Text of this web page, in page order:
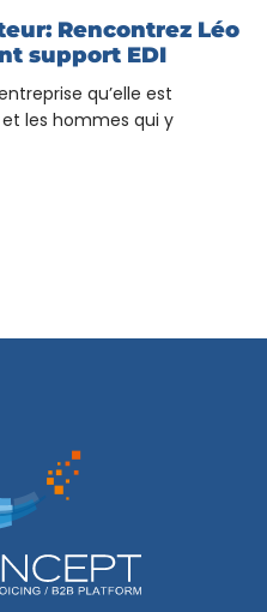
Rencontrez Léo
support EDI
qu’elle est
les hommes qui y